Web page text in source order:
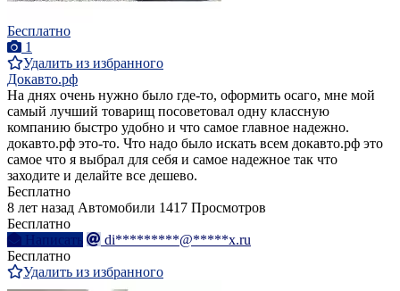
Бесплатно
1
Удалить из избранного
Докавто.рф
На днях очень нужно было где-то, оформить осаго, мне мой
самый лучший товарищ посоветовал одну классную
компанию быстро удобно и что самое главное надежно.
докавто.рф это-то. Что надо было искать всем докавто.рф это
самое что я выбрал для себя и самое надежное так что
заходите и делайте все дешево.
Бесплатно
8 лет назад Автомобили 1417 Просмотров
Бесплатно
Написать
di*********@*****x.ru
Бесплатно
Удалить из избранного